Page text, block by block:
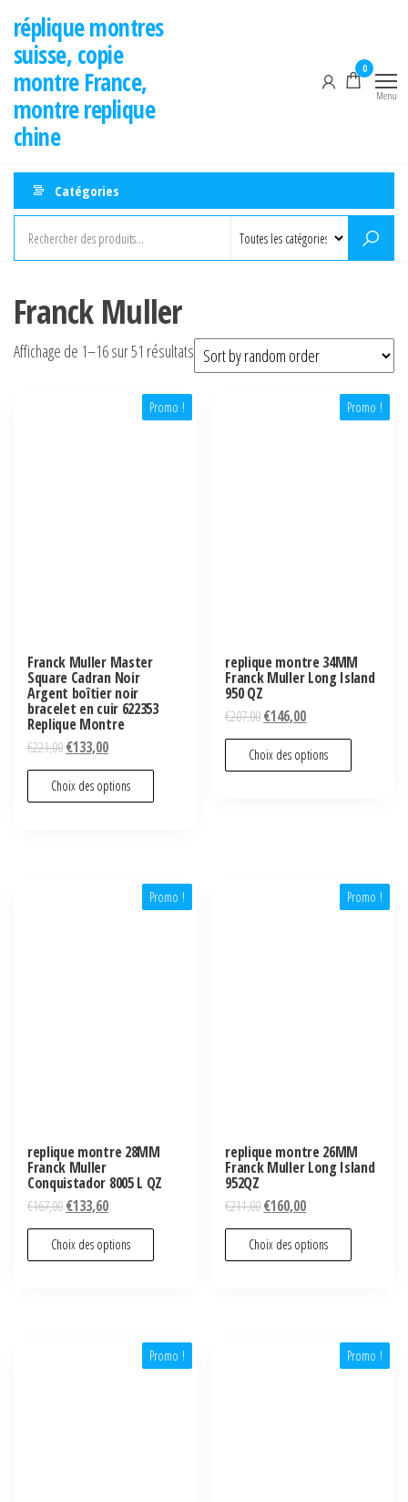
contenu
réplique montres
suisse, copie
montre France,
montre replique
chine
0
Menu
Catégories
Franck Muller
Affichage de 1–16 sur 51 résultats
Promo !
Franck Muller Master
Square Cadran Noir
Argent boîtier noir
bracelet en cuir 622353
Replique Montre
€221,00€133,00
Choix des options
Promo !
replique montre 34MM
Franck Muller Long Island
950 QZ
€207,00€146,00
Choix des options
Promo !
replique montre 28MM
Franck Muller
Conquistador 8005 L QZ
€167,00€133,60
Choix des options
Promo !
replique montre 26MM
Franck Muller Long Island
952QZ
€211,00€160,00
Choix des options
Promo ! Promo !